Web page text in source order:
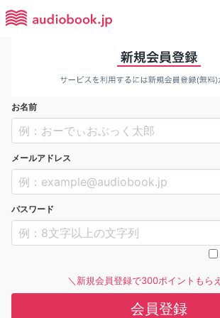
お名前
メールアドレス
パスワード
＼新規会員登録で300ポイントもら
会員登録